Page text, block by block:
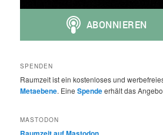
SPENDEN
Raumzeit ist ein kostenloses und
Metaebene. EineSpendeerhält das
MASTODON